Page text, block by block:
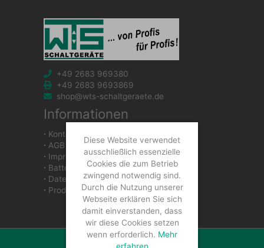
+49 2683 969380
+49 2683 9693869
shop@wts-schaltgeraete.de
Informationen
∙ Kontakt
∙ AGB
∙ Impressum
∙ Batteriegesetzhinweise
∙ Datenschutzerklärung
∙ Produkte
Diese Website verwendet
ausschließlich essenzielle
Cookies die zum Betrieb
zwingend notwendig sind.
Durch die Nutzung unserer
Webseite erklären Sie sich
damit einverstanden, dass
wir diese Cookies setzen
wenn erforderlich. Mehr